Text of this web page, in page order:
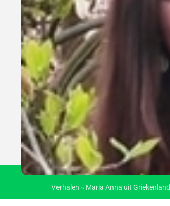
Verhalen » Maria Anna uit Griekenland